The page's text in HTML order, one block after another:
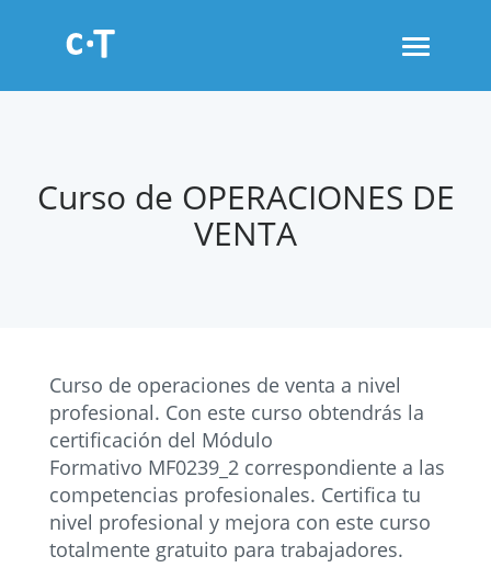
Toggle
Curso de OPERACIONES DE
VENTA
Curso de operaciones de venta a nivel
profesional. Con este curso obtendrás la
certificación del Módulo
Formativo MF0239_2 correspondiente a las
competencias profesionales. Certifica tu
nivel profesional y mejora con este curso
totalmente gratuito para trabajadores.